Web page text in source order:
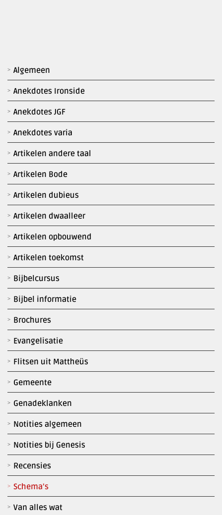
Algemeen
Anekdotes Ironside
Anekdotes JGF
Anekdotes varia
Artikelen andere taal
Artikelen Bode
Artikelen dubieus
Artikelen dwaalleer
Artikelen opbouwend
Artikelen toekomst
Bijbelcursus
Bijbel informatie
Brochures
Evangelisatie
Flitsen uit Mattheüs
Gemeente
Genadeklanken
Notities algemeen
Notities bij Genesis
Recensies
Schema’s
Van alles wat